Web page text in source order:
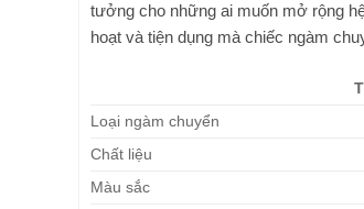
tưởng cho những ai muốn mở rộng
hoạt và tiện dụng mà chiếc ngàm
Loại ngàm chuyển
Chất liệu
Màu sắc